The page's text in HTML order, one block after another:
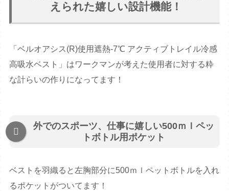
えられた嬉しい設計機能！
「ベルオアシス(R)使用遮熱-7℃ アクティブトレイル冷感
高吸水ベスト」はワークマンが考えた使用者に対する粋
な計らいの作りになってます！
外でのスポーツ、仕事に嬉しい500ｍｌペッ
トボトル用ポケット
ベストを羽織ると左胸部分に500ｍｌペットボトルを入れ
るポケットがついてます！